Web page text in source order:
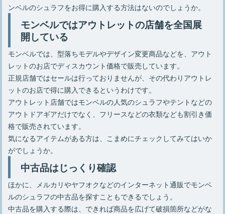
ンベルのシュラフをお得に購入する方法はないのでしょうか。
モンベルではアウトレットの店舗を全国展
開している
モンベルでは、型落ちモデルやデザイン変更商品などを、アウト
レットのお店でディスカウント価格で販売しています。
正規店舗ではセールは行っておりませんが、その代わりアウトレ
ットのお店で得に購入できるというわけです。
アウトレット店舗ではモンベルの人気のシュラフやテントなどの
アウトドアギアだけでなく、フリースなどの衣類なども割引き価
格で販売されています。
気になるアイテムがある方は、こまめにチェックしてみてはいか
がでしょうか。
中古品はじっくり確認
ほかに、メルカリやヤフオクなどのインターネット通販でモンベ
ルのシュラフの中古品を探すこともできるでしょう。
中古品を購入する際は、できれば商品を広げて破損箇所などがな